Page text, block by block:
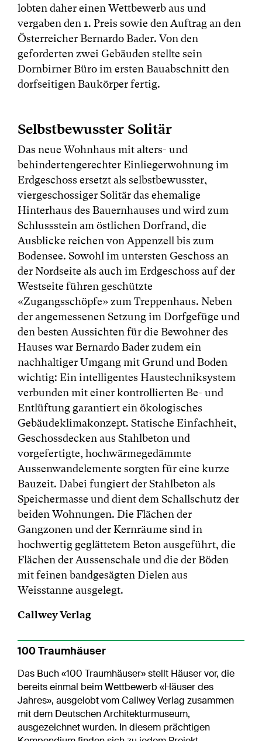
lobten daher einen Wettbewerb aus und
vergaben den 1. Preis sowie den Auftrag an den
Österreicher Bernardo Bader. Von den
geforderten zwei Gebäuden stellte sein
Dornbirner Büro im ersten Bauabschnitt den
dorfseitigen Baukörper fertig.
Selbstbewusster Solitär
Das neue Wohnhaus mit alters- und
behindertengerechter Einliegerwohnung im
Erdgeschoss ersetzt als selbstbewusster,
viergeschossiger Solitär das ehemalige
Hinterhaus des Bauernhauses und wird zum
Schlussstein am östlichen Dorfrand, die
Ausblicke reichen von Appenzell bis zum
Bodensee. Sowohl im untersten Geschoss an
der Nordseite als auch im Erdgeschoss auf der
Westseite führen geschützte
«Zugangsschöpfe» zum Treppenhaus. Neben
der angemessenen Setzung im Dorfgefüge und
den besten Aussichten für die Bewohner des
Hauses war Bernardo Bader zudem ein
nachhaltiger Umgang mit Grund und Boden
wichtig: Ein intelligentes Haustechniksystem
verbunden mit einer kontrollierten Be- und
Entlüftung garantiert ein ökologisches
Gebäudeklimakonzept. Statische Einfachheit,
Geschossdecken aus Stahlbeton und
vorgefertigte, hochwärmegedämmte
Aussenwandelemente sorgten für eine kurze
Bauzeit. Dabei fungiert der Stahlbeton als
Speichermasse und dient dem Schallschutz der
beiden Wohnungen. Die Flächen der
Gangzonen und der Kernräume sind in
hochwertig geglättetem Beton ausgeführt, die
Flächen der Aussenschale und die der Böden
mit feinen bandgesägten Dielen aus
Weisstanne ausgelegt.
Callwey Verlag
100 Traumhäuser
Das Buch «100 Traumhäuser» stellt Häuser vor, die
bereits einmal beim Wettbewerb «Häuser des
Jahres», ausgelobt vom Callwey Verlag zusammen
mit dem Deutschen Architekturmuseum,
ausgezeichnet wurden. In diesem prächtigen